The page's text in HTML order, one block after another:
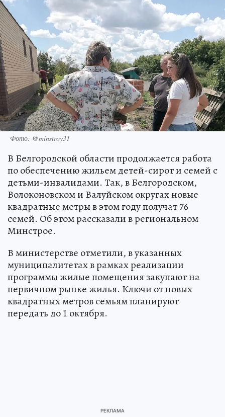
Фото: @minstroy31
В Белгородской области продолжается работа
по обеспечению жильем детей-сирот и семей с
детьми-инвалидами. Так, в Белгородском,
Волоконовском и Валуйском округах новые
квадратные метры в этом году получат 76
семей. Об этом рассказали в региональном
Минстрое.
В министерстве отметили, в указанных
муниципалитетах в рамках реализации
программы жилые помещения закупают на
первичном рынке жилья. Ключи от новых
квадратных метров семьям планируют
передать до 1 октября.